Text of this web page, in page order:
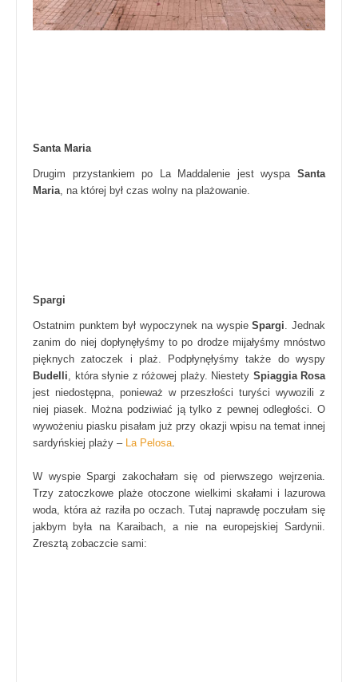
Santa Maria
Drugim przystankiem po La Maddalenie jest wyspa Santa
Maria, na której był czas wolny na plażowanie.
Spargi
Ostatnim punktem był wypoczynek na wyspieSpargi. Jednak
zanim do niej dopłynęłyśmy to po drodze mijałyśmy mnóstwo
pięknych zatoczek i plaż. Podpłynęłyśmy także do wyspy
Budelli, która słynie z różowej plaży. Niestety Spiaggia Rosa
jest niedostępna, ponieważ w przeszłości turyści wywozili z
niej piasek. Można podziwiać ją tylko z pewnej odległości. O
wywożeniu piasku pisałam już przy okazji wpisu na temat innej
sardyńskiej plaży – La Pelosa.
W wyspie Spargi zakochałam się od pierwszego wejrzenia.
Trzy zatoczkowe plaże otoczone wielkimi skałami i lazurowa
woda, która aż raziła po oczach. Tutaj naprawdę poczułam się
jakbym była na Karaibach, a nie na europejskiej Sardynii.
Zresztą zobaczcie sami: